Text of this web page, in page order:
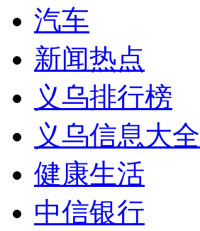
汽车
新闻热点
义乌排行榜
义乌信息大全
健康生活
中信银行